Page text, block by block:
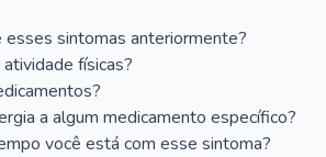
esses sintomas anteriormente?
físicas?
a algum medicamento específico?
você está com esse sintoma?